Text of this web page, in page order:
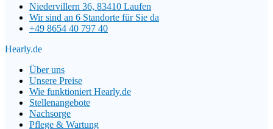
Niedervillern 36, 83410 Laufen
Wir sind an 6 Standorte für Sie da
+49 8654 40 797 40
Hearly.de
Über uns
Unsere Preise
Wie funktioniert Hearly.de
Stellenangebote
Nachsorge
Pflege & Wartung